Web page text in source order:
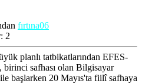
fırtına06
2
planlı tatbikatlarından EFES-
birinci safhası olan Bilgisayar
başlarken 20 Mayıs'ta fiilî safhaya